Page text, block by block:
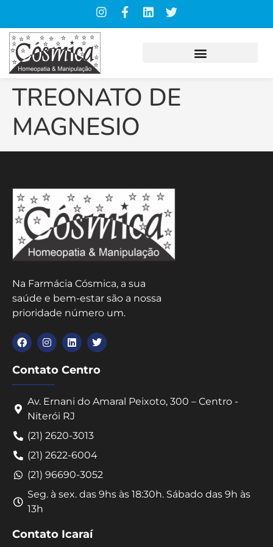
TREONATO DE
MAGNESIO
Na Farmácia Cósmica, a sua
saúde e bem-estar são a nossa
prioridade número um.
Contato Centro
Av. Ernani do Amaral Peixoto, 300 – Centro -
Niterói RJ
(21) 2620-3013
(21) 2622-6004
(21) 96690-3052
Seg. à sex. das 9hs às 18:30h. Sábado das 9h às
13h
Contato Icaraí